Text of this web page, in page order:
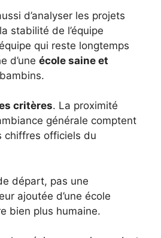
d’analyser les projets
stabilité de l’équipe
qui reste longtemps
d’une école saine et
critères. La proximité
générale comptent
chiffres officiels du
départ, pas une
ajoutée d’une école
bien plus humaine.